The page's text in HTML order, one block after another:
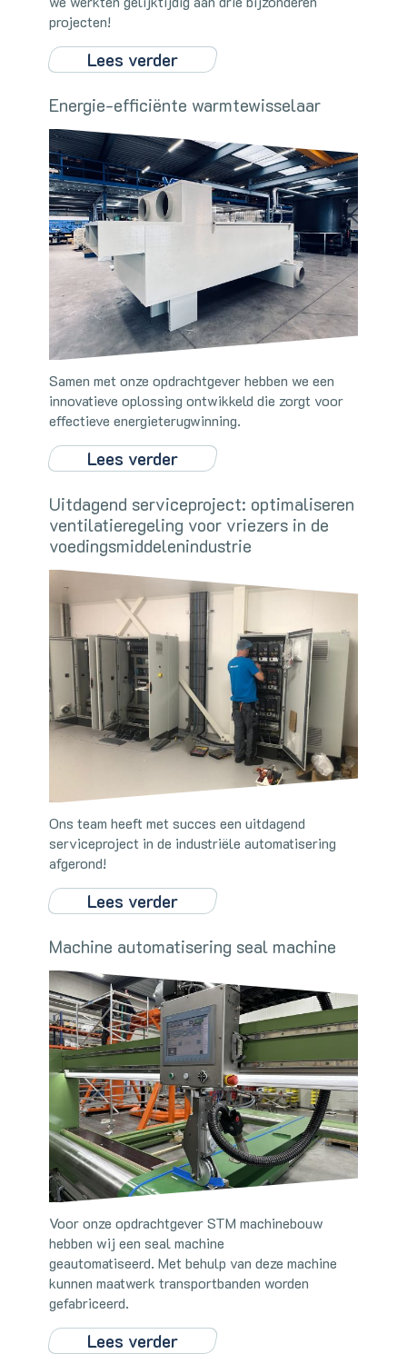
projecten!
Lees verder
Energie-efficiënte warmtewisselaar
Samen met onze opdrachtgever hebben we een
innovatieve oplossing ontwikkeld die zorgt voor
effectieve energieterugwinning.
Lees verder
Uitdagend serviceproject: optimaliseren
ventilatieregeling voor vriezers in de
voedingsmiddelenindustrie
Ons team heeft met succes een uitdagend
serviceproject in de industriële automatisering
afgerond!
Lees verder
Machine automatisering seal machine
Voor onze opdrachtgever STM machinebouw
hebben wij een seal machine
geautomatiseerd. Met behulp van deze machine
kunnen maatwerk transportbanden worden
gefabriceerd.
Lees verder